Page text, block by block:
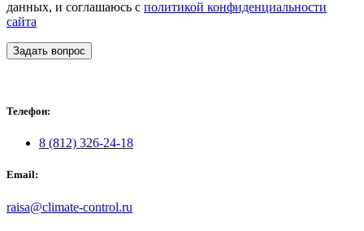
данных, и соглашаюсь с политикой конфиденциальности
сайта
Задать вопрос
Телефон:
8 (812) 326-24-18
Email:
raisa@climate-control.ru